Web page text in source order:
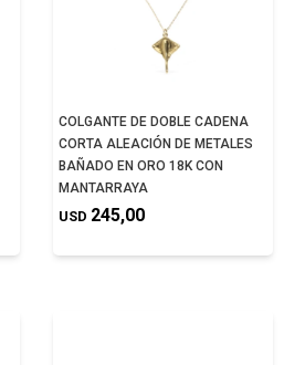
COLGANTE DE DOBLE CADENA
CORTA ALEACIÓN DE METALES
BAÑADO EN ORO 18K CON
MANTARRAYA
USD 245,00